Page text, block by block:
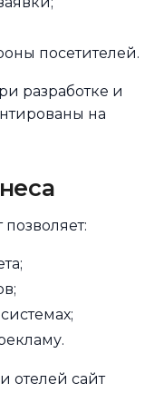
посетителей.
разработке и
на
отелей сайт